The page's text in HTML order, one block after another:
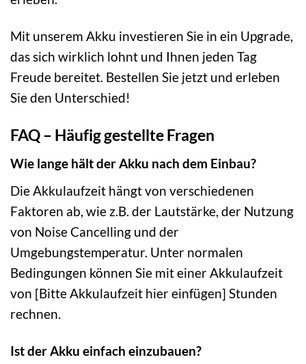
Mit unserem Akku investieren Sie in ein Upgrade,
das sich wirklich lohnt und Ihnen jeden Tag
Freude bereitet. Bestellen Sie jetzt und erleben
Sie den Unterschied!
FAQ – Häufig gestellte Fragen
Wie lange hält der Akku nach dem Einbau?
Die Akkulaufzeit hängt von verschiedenen
Faktoren ab, wie z.B. der Lautstärke, der Nutzung
von Noise Cancelling und der
Umgebungstemperatur. Unter normalen
Bedingungen können Sie mit einer Akkulaufzeit
von [Bitte Akkulaufzeit hier einfügen] Stunden
rechnen.
Ist der Akku einfach einzubauen?